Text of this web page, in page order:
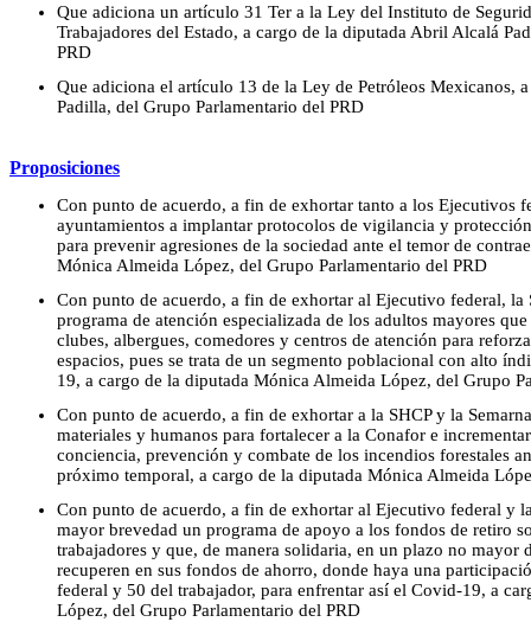
Que adiciona un artículo 31 Ter a la Ley del Instituto de
Trabajadores del Estado, a cargo de la diputada Abril Alcalá
PRD
Que adiciona el artículo 13 de la Ley de Petróleos Mexicanos,
Padilla, del Grupo Parlamentario del PRD
Proposiciones
Con punto de acuerdo, a fin de exhortar tanto a los Ejecutivos
ayuntamientos a implantar protocolos de vigilancia y
para prevenir agresiones de la sociedad ante el temor de
Mónica Almeida López, del Grupo Parlamentario del PRD
Con punto de acuerdo, a fin de exhortar al Ejecutivo federal, la
programa de atención especializada de los adultos mayores
clubes, albergues, comedores y centros de atención para
espacios, pues se trata de un segmento poblacional con alto
19, a cargo de la diputada Mónica Almeida López, del Grupo
Con punto de acuerdo, a fin de exhortar a la SHCP y la
materiales y humanos para fortalecer a la Conafor e
conciencia, prevención y combate de los incendios forestales
próximo temporal, a cargo de la diputada Mónica Almeida
Con punto de acuerdo, a fin de exhortar al Ejecutivo federal y
mayor brevedad un programa de apoyo a los fondos de retiro
trabajadores y que, de manera solidaria, en un plazo no mayor
recuperen en sus fondos de ahorro, donde haya una
federal y 50 del trabajador, para enfrentar así el Covid-19, a
López, del Grupo Parlamentario del PRD